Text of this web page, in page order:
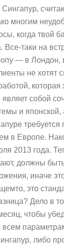
Сингапур,
многим
когда твой
Все-таки на
— в
не хотят
которая
собой
и японской,
требуется
в Европе.
2013 года.
должны
иначе
это
Дело в
чтобы
всем
либо